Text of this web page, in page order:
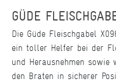
GÜDE
Die Güde Fleischgabel
ein toller Helfer bei der
und Herausnehmen
den Braten in sicherer